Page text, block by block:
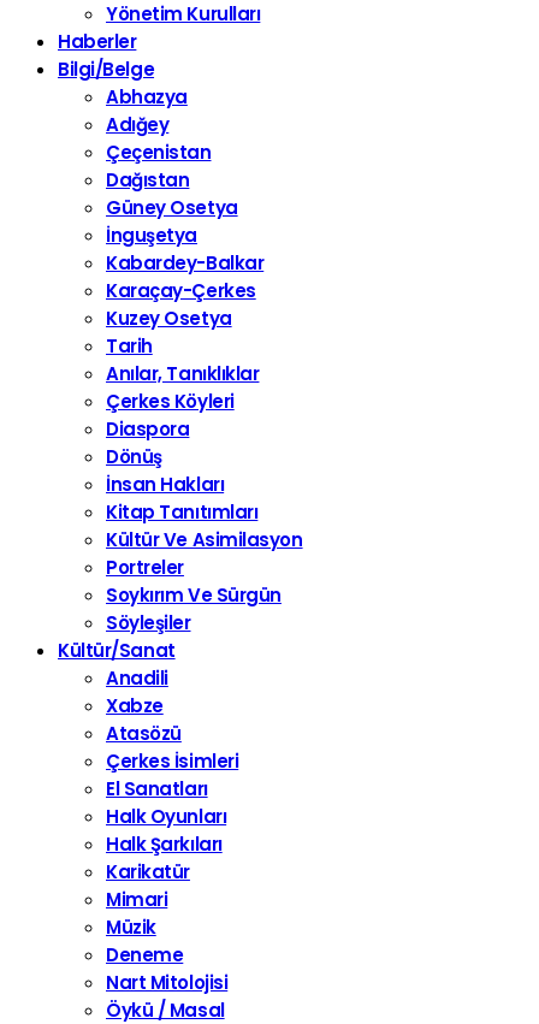
Yönetim Kurulları
Haberler
Bilgi/Belge
Abhazya
Adığey
Çeçenistan
Dağıstan
Güney Osetya
İnguşetya
Kabardey-Balkar
Karaçay-Çerkes
Kuzey Osetya
Tarih
Anılar, Tanıklıklar
Çerkes Köyleri
Diaspora
Dönüş
İnsan Hakları
Kitap Tanıtımları
Kültür Ve Asimilasyon
Portreler
Soykırım Ve Sürgün
Söyleşiler
Kültür/Sanat
Anadili
Xabze
Atasözü
Çerkes İsimleri
El Sanatları
Halk Oyunları
Halk Şarkıları
Karikatür
Mimari
Müzik
Deneme
Nart Mitolojisi
Öykü / Masal